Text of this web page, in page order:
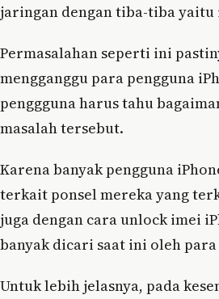
jaringan dengan tiba-tiba yaitu
Permasalahan seperti ini
mengganggu para pengguna
penggguna harus tahu
masalah tersebut.
Karena banyak pengguna
terkait ponsel mereka yang
juga dengan cara unlock imei
banyak dicari saat ini oleh para
Untuk lebih jelasnya, pada